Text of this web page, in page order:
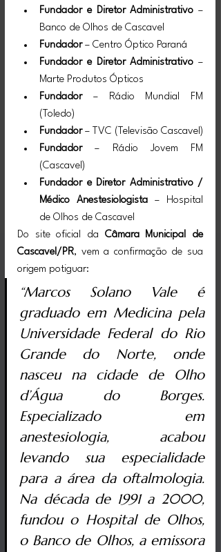
Fundador e Diretor Administrativo –
Banco de Olhos de Cascavel
Fundador – Centro Óptico Paraná
Fundador e Diretor Administrativo –
Marte Produtos Ópticos
Fundador – Rádio Mundial FM
(Toledo)
Fundador – TVC (Televisão Cascavel)
Fundador – Rádio Jovem FM
(Cascavel)
Fundador e Diretor Administrativo /
Médico Anestesiologista – Hospital
de Olhos de Cascavel
Do site oficial da Câmara Municipal de
Cascavel/PR, vem a confirmação de sua
origem potiguar:
“Marcos Solano Vale é
graduado em Medicina pela
Universidade Federal do Rio
Grande do Norte, onde
nasceu na cidade de Olho
d’Água do Borges.
Especializado em
anestesiologia, acabou
levando sua especialidade
para a área da oftalmologia.
Na década de 1991 a 2000,
fundou o Hospital de Olhos,
o Banco de Olhos, a emissora